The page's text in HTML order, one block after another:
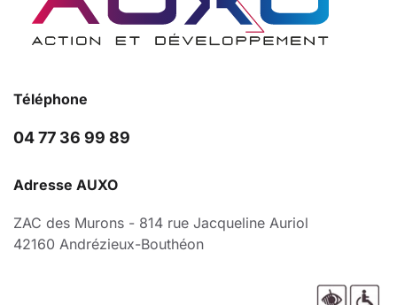
Téléphone
04 77 36 99 89
Adresse AUXO
ZAC des Murons - 814 rue Jacqueline Auriol
42160 Andrézieux-Bouthéon